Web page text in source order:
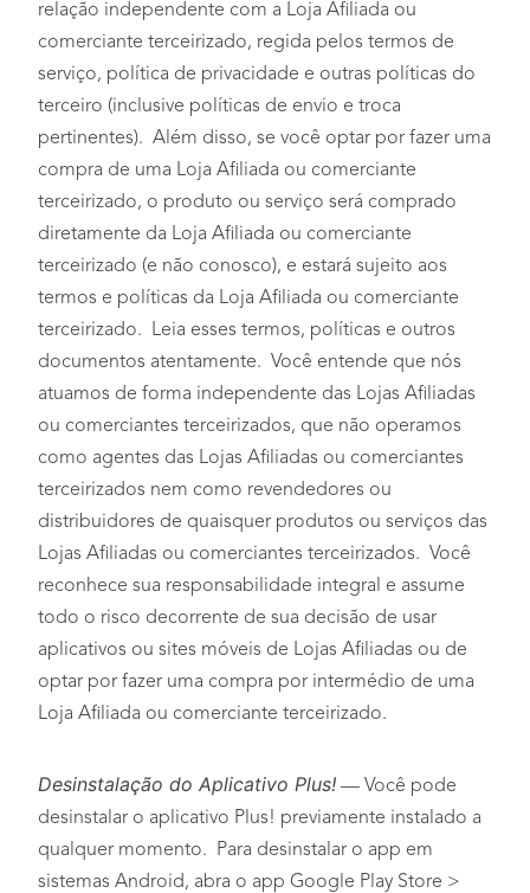
relação independente com a Loja Afiliada ou
comerciante terceirizado, regida pelos termos de
serviço, política de privacidade e outras políticas do
terceiro (inclusive políticas de envio e troca
pertinentes). Além disso, se você optar por fazer uma
compra de uma Loja Afiliada ou comerciante
terceirizado, o produto ou serviço será comprado
diretamente da Loja Afiliada ou comerciante
terceirizado (e não conosco), e estará sujeito aos
termos e políticas da Loja Afiliada ou comerciante
terceirizado. Leia esses termos, políticas e outros
documentos atentamente. Você entende que nós
atuamos de forma independente das Lojas Afiliadas
ou comerciantes terceirizados, que não operamos
como agentes das Lojas Afiliadas ou comerciantes
terceirizados nem como revendedores ou
distribuidores de quaisquer produtos ou serviços das
Lojas Afiliadas ou comerciantes terceirizados. Você
reconhece sua responsabilidade integral e assume
todo o risco decorrente de sua decisão de usar
aplicativos ou sites móveis de Lojas Afiliadas ou de
optar por fazer uma compra por intermédio de uma
Loja Afiliada ou comerciante terceirizado.
Desinstalação do Aplicativo Plus! — Você pode
desinstalar o aplicativo Plus! previamente instalado a
qualquer momento. Para desinstalar o app em
sistemas Android, abra o app Google Play Store >